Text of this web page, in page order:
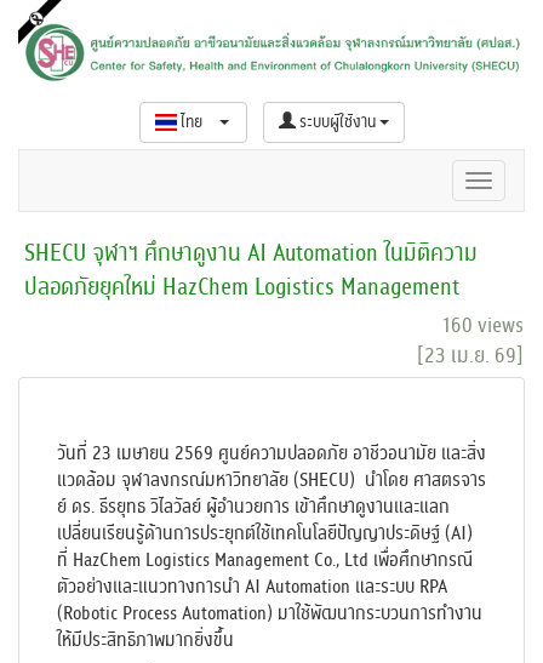
ไทย ระบบผู้ใช้งาน
SHECU จุฬาฯ ศึกษาดูงาน AI Automation ในมิติความ
ปลอดภัยยุคใหม่ HazChem Logistics Management
160 views
[23 เม.ย. 69]
วันที่ 23 เมษายน 2569 ศูนย์ความปลอดภัย อาชีวอนามัย และสิ่ง
แวดล้อม จุฬาลงกรณ์มหาวิทยาลัย (SHECU) นำโดย ศาสตรจาร
ย์ ดร. ธีรยุทธ วิไลวัลย์ ผู้อำนวยการ เข้าศึกษาดูงานและแลก
เปลี่ยนเรียนรู้ด้านการประยุกต์ใช้เทคโนโลยีปัญญาประดิษฐ์ (AI)
ที่ HazChem Logistics Management Co., Ltd เพื่อศึกษากรณี
ตัวอย่างและแนวทางการนำ AI Automation และระบบ RPA
(Robotic Process Automation) มาใช้พัฒนากระบวนการทำงาน
ให้มีประสิทธิภาพมากยิ่งขึ้น